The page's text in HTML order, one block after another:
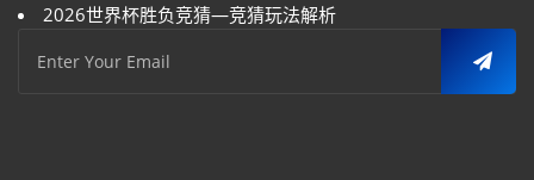
2026世界杯胜负竞猜—竞猜玩法解析